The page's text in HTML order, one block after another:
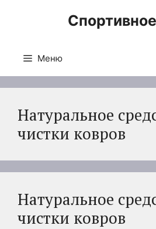
Меню
Натуральное
чистки ковров
Натуральное
чистки ковров